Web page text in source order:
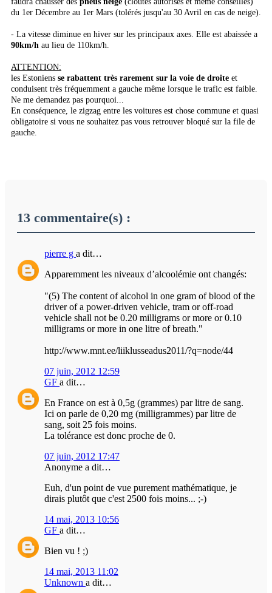
du 1er Décembre au 1er Mars (tolérés jusqu'au 30 Avril en cas de neige).
- La vitesse diminue en hiver sur les principaux axes. Elle est abaissée a
90km/h au lieu de 110km/h.
ATTENTION:
les Estoniens se rabattent très rarement sur la voie de droite et
conduisent très fréquemment a gauche même lorsque le trafic est faible.
Ne me demandez pas pourquoi...
En conséquence, le zigzag entre les voitures est chose commune et quasi
obligatoire si vous ne souhaitez pas vous retrouver bloqué sur la file de
gauche.
13 commentaire(s) :
pierre g a dit…
Apparemment les niveaux d’alcoolémie ont changés:
"(5) The content of alcohol in one gram of blood of the
driver of a power-driven vehicle, tram or off-road
vehicle shall not be 0.20 milligrams or more or 0.10
milligrams or more in one litre of breath."
http://www.mnt.ee/liiklusseadus2011/?q=node/44
07 juin, 2012 12:59
GF a dit…
En France on est à 0,5g (grammes) par litre de sang.
Ici on parle de 0,20 mg (milligrammes) par litre de
sang, soit 25 fois moins.
La tolérance est donc proche de 0.
07 juin, 2012 17:47
Anonyme a dit…
Euh, d'un point de vue purement mathématique, je
dirais plutôt que c'est 2500 fois moins... ;-)
14 mai, 2013 10:56
GF a dit…
Bien vu ! ;)
14 mai, 2013 11:02
Unknown a dit…